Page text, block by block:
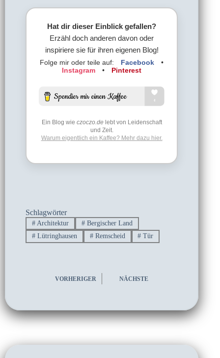
Hat dir dieser Einblick gefallen?
Erzähl doch anderen davon oder
inspiriere sie für ihren eigenen Blog!
Folge mir oder teile auf: Facebook
•
Instagram
• Pinterest
Ein Blog wie czoczo.delebt von Leidenschaft
und Zeit.
Warum eigentlich ein Kaffee? Mehr dazu hier.
Schlagwörter
#Architektur #Bergischer Land
#Lütringhausen #Remscheid # Tür
VORHERIGER NÄCHSTE